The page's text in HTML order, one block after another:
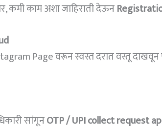
कमी काम अशा जाहिराती देऊन
Page वरून स्वस्त दरात वस्तू
सांगूनOTP / UPI collect request